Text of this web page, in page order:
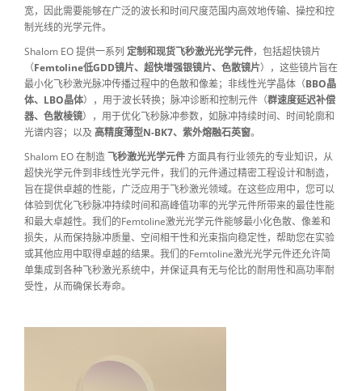
宽，因此需要能够在广泛的波长和时间尺度范围内高效地传输、操控和控
制光线的光学元件。
Shalom EO 提供一系列 定制和现货飞秒激光光学元件，包括超快镜片
（Femtoline低GDD镜片、超快增强银镜片、色散镜片），这些镜片旨在
最小化飞秒激光脉冲传播过程中的色散和像差；非线性光学晶体（BBO晶
体、LBO晶体），用于波长转换；脉冲诊断和控制元件（群速度延迟补偿
器、色散棱镜），用于优化飞秒脉冲参数，如脉冲持续时间、时间轮廓和
光谱内容；以及 高精度薄型N-BK7、紫外熔融石英窗。
Shalom EO 在制造飞秒激光光学元件方面具有行业领先的专业知识，从
超快光学元件到非线性光学元件，我们的元件通过精密工程设计和制造，
旨在提供卓越的性能，广泛应用于飞秒激光领域。在这些应用中，您可以
体验到优化飞秒脉冲持续时间和高峰值功率的光学元件所带来的最佳性能
和最大卓越性。我们的Femtoline激光光学元件能够最小化色散、像差和
损失，从而保持脉冲质量、空间相干性和光束指向稳定性，帮助您在实验
或其他应用中取得卓越的结果。我们的Femtoline激光光学元件还允许简
单集成到各种飞秒激光系统中，并保证具有无与伦比的耐用性和高功率耐
受性，从而确保长寿命。